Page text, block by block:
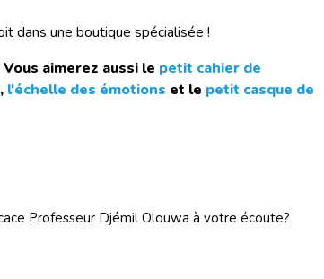
dans une boutique spécialisée !
aimerez aussi le petit cahier de
, l'échelle des émotions et le petit casque de
Professeur Djémil Olouwa à votre écoute?